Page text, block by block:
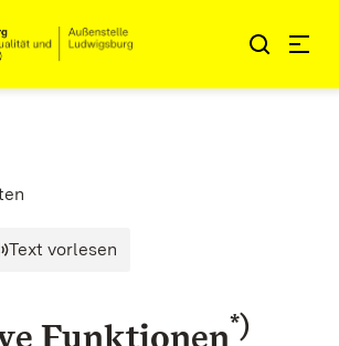
Text vorlesen
Funktionen*)